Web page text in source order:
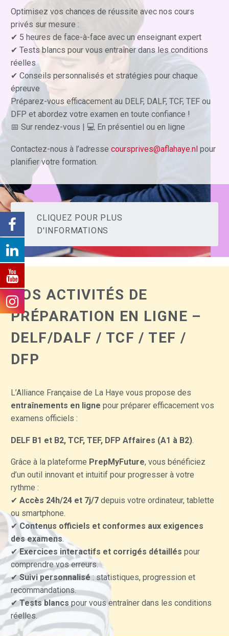
Optimisez vos chances de réussite avec nos cours
privés sur mesure :
✔ 5 heures de face-à-face avec un enseignant expert
✔ Tests blancs pour vous entraîner dans les conditions
réelles
✔ Conseils personnalisés et stratégies pour chaque
épreuve
Préparez-vous efficacement au DELF, DALF, TCF, TEF ou
DFP et abordez votre examen en toute confiance !
📅 Sur rendez-vous | 💻 En présentiel ou en ligne
Contactez-nous à l’adresse coursprives@aflahaye.nl pour
planifier votre formation.
CLIQUEZ POUR PLUS
D'INFORMATIONS
NOS ACTIVITÉS DE
PRÉPARATION EN LIGNE –
DELF/DALF / TCF / TEF /
DFP
L’Alliance Française de La Haye vous propose des
entraînements en ligne pour préparer efficacement vos
examens officiels :
DELF B1 et B2, TCF, TEF, DFP Affaires (A1 à B2).
Grâce à la plateforme PrepMyFuture, vous bénéficiez
d’un outil innovant et intuitif pour progresser à votre
rythme :
✔ Accès 24h/24 et 7j/7 depuis votre ordinateur, tablette
ou smartphone.
✔Contenus officiels et conformes aux exigences
des examens.
✔Exercices interactifs et corrigés détaillés pour
comprendre vos erreurs.
✔Suivi personnalisé: statistiques, progression et
recommandations.
✔Tests blancs pour vous entraîner dans les conditions
réelles.